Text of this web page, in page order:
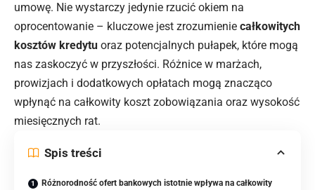
umowę. Nie wystarczy jedynie rzucić okiem na
oprocentowanie – kluczowe jest zrozumienie całkowitych
kosztów kredytu oraz potencjalnych pułapek, które mogą
nas zaskoczyć w przyszłości. Różnice w marżach,
prowizjach i dodatkowych opłatach mogą znacząco
wpłynąć na całkowity koszt zobowiązania oraz wysokość
miesięcznych rat.
Spis treści
Różnorodność ofert bankowych istotnie wpływa na całkowity